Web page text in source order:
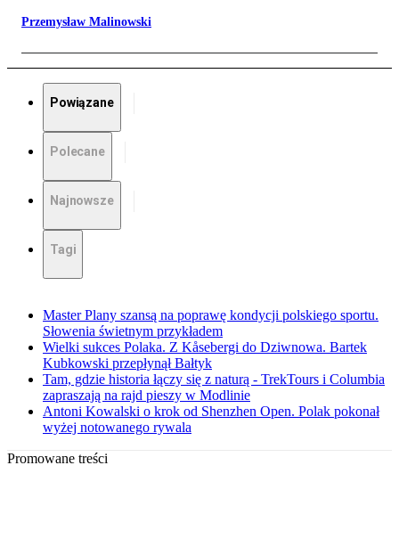
Przemysław Malinowski
Powiązane
Polecane
Najnowsze
Tagi
Master Plany szansą na poprawę kondycji polskiego sportu.
Słowenia świetnym przykładem
Wielki sukces Polaka. Z Kåsebergi do Dziwnowa. Bartek
Kubkowski przepłynął Bałtyk
Tam, gdzie historia łączy się z naturą - TrekTours i Columbia
zapraszają na rajd pieszy w Modlinie
Antoni Kowalski o krok od Shenzhen Open. Polak pokonał
wyżej notowanego rywala
Promowane treści